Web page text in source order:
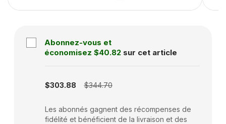
Abonnez-vous et
économisez $40.82 sur cet article
$303.88 $344.70
Les abonnés gagnent des récompenses de
fidélité et bénéficient de la livraison et des